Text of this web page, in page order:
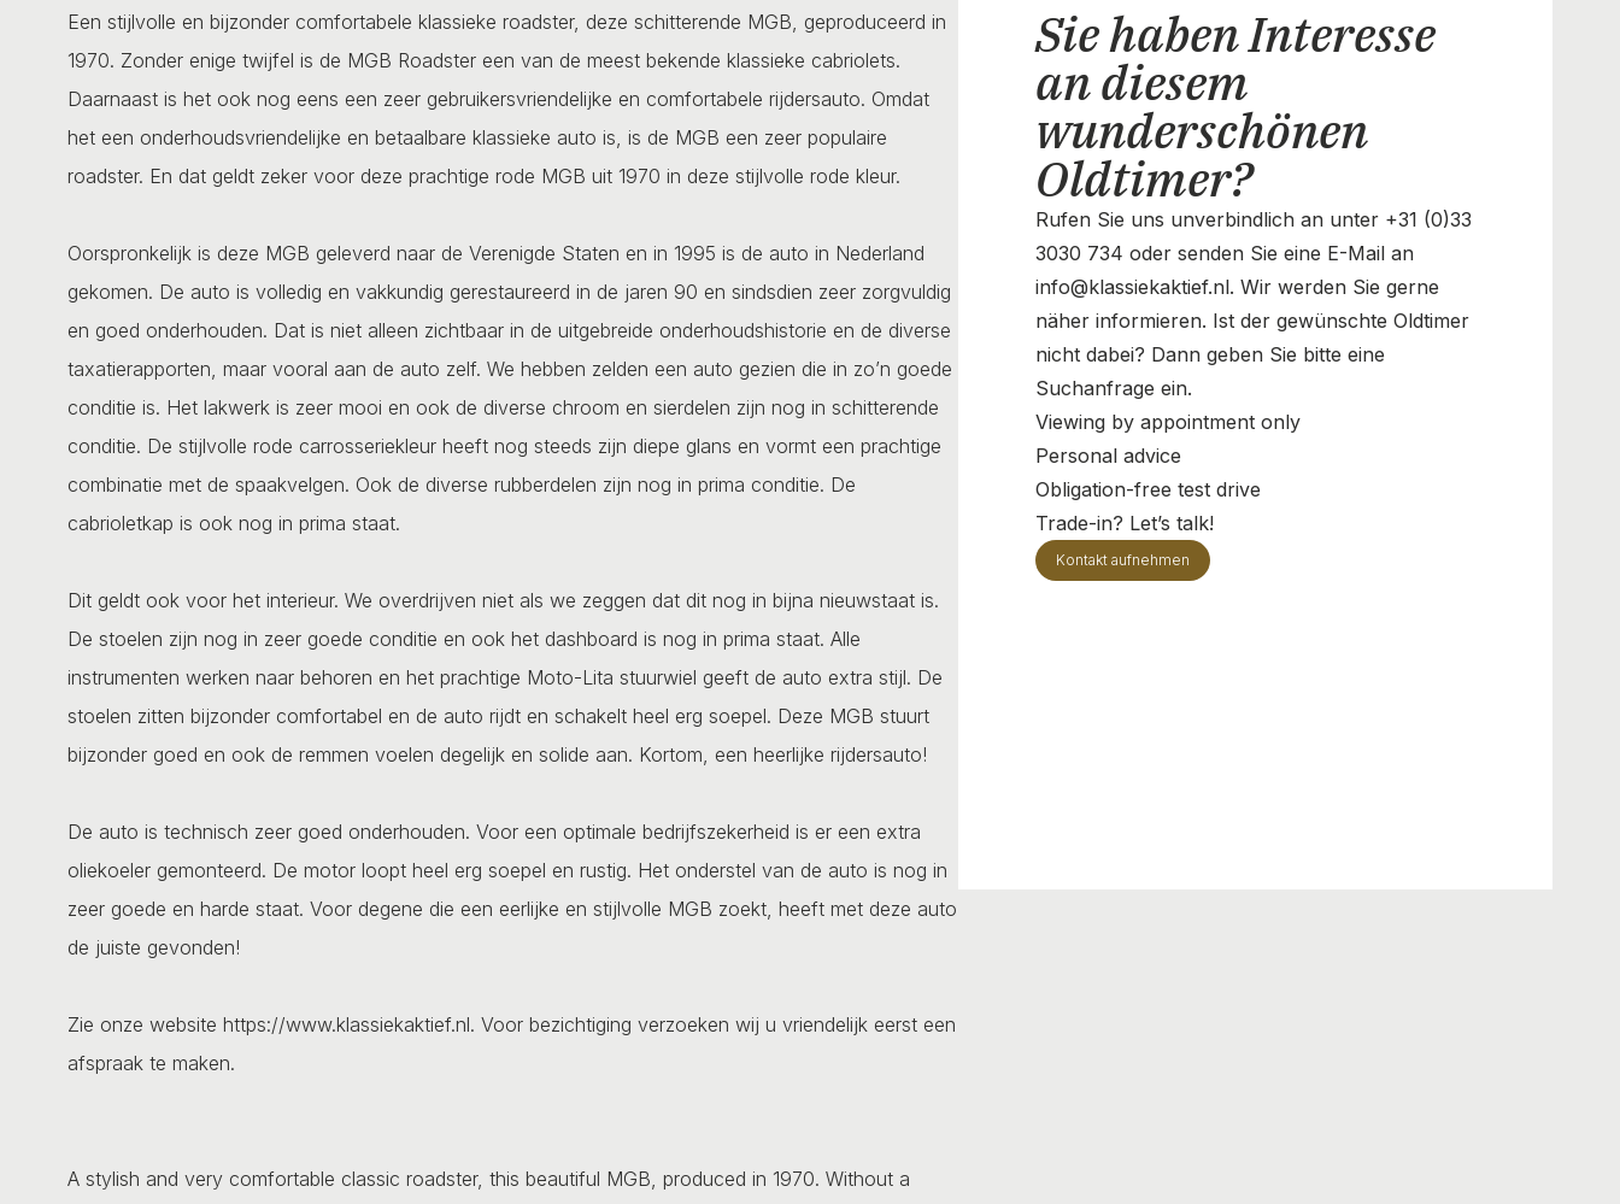
Een stijlvolle en bijzonder comfortabele klassieke roadster, deze schitterende MGB, geproduceerd in
1970. Zonder enige twijfel is de MGB Roadster een van de meest bekende klassieke cabriolets.
Daarnaast is het ook nog eens een zeer gebruikersvriendelijke en comfortabele rijdersauto. Omdat
het een onderhoudsvriendelijke en betaalbare klassieke auto is, is de MGB een zeer populaire
roadster. En dat geldt zeker voor deze prachtige rode MGB uit 1970 in deze stijlvolle rode kleur.
Oorspronkelijk is deze MGB geleverd naar de Verenigde Staten en in 1995 is de auto in Nederland
gekomen. De auto is volledig en vakkundig gerestaureerd in de jaren 90 en sindsdien zeer zorgvuldig
en goed onderhouden. Dat is niet alleen zichtbaar in de uitgebreide onderhoudshistorie en de diverse
taxatierapporten, maar vooral aan de auto zelf. We hebben zelden een auto gezien die in zo’n goede
conditie is. Het lakwerk is zeer mooi en ook de diverse chroom en sierdelen zijn nog in schitterende
conditie. De stijlvolle rode carrosseriekleur heeft nog steeds zijn diepe glans en vormt een prachtige
combinatie met de spaakvelgen. Ook de diverse rubberdelen zijn nog in prima conditie. De
cabrioletkap is ook nog in prima staat.
Dit geldt ook voor het interieur. We overdrijven niet als we zeggen dat dit nog in bijna nieuwstaat is.
De stoelen zijn nog in zeer goede conditie en ook het dashboard is nog in prima staat. Alle
instrumenten werken naar behoren en het prachtige Moto-Lita stuurwiel geeft de auto extra stijl. De
stoelen zitten bijzonder comfortabel en de auto rijdt en schakelt heel erg soepel. Deze MGB stuurt
bijzonder goed en ook de remmen voelen degelijk en solide aan. Kortom, een heerlijke rijdersauto!
De auto is technisch zeer goed onderhouden. Voor een optimale bedrijfszekerheid is er een extra
oliekoeler gemonteerd. De motor loopt heel erg soepel en rustig. Het onderstel van de auto is nog in
zeer goede en harde staat. Voor degene die een eerlijke en stijlvolle MGB zoekt, heeft met deze auto
de juiste gevonden!
Zie onze website https://www.klassiekaktief.nl. Voor bezichtiging verzoeken wij u vriendelijk eerst een
afspraak te maken.
A stylish and very comfortable classic roadster, this beautiful MGB, produced in 1970. Without a
Sie haben Interesse
an diesem
wunderschönen
Oldtimer?
Rufen Sie uns unverbindlich an unter +31 (0)33
3030 734 oder senden Sie eine E-Mail an
info@klassiekaktief.nl. Wir werden Sie gerne
näher informieren. Ist der gewünschte Oldtimer
nicht dabei? Dann geben Sie bitte eine
Suchanfrage ein.
Viewing by appointment only
Personal advice
Obligation-free test drive
Trade-in? Let’s talk!
Kontakt aufnehmen